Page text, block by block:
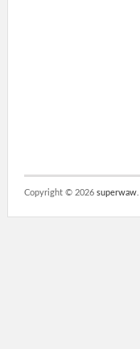
Copyright © 2026 superwaw